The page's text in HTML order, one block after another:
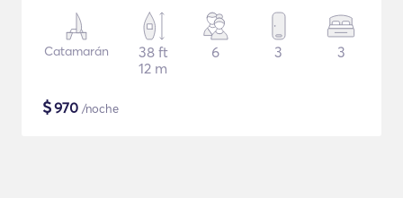
Catamarán
38 ft
12 m
6 3 3
$970 /noche